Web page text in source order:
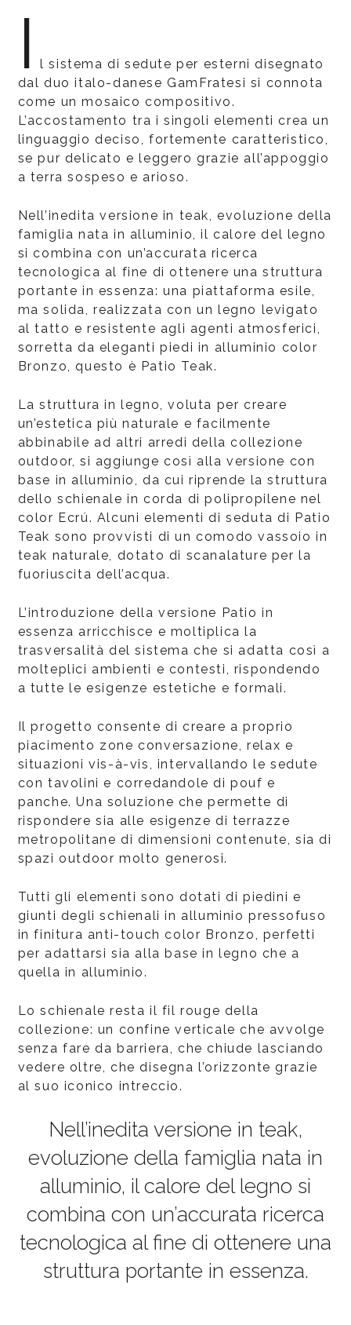
I
l sistema di sedute per esterni disegnato
dal duo italo-danese GamFratesi si connota
come un mosaico compositivo.
L’accostamento tra i singoli elementi crea un
linguaggio deciso, fortemente caratteristico,
se pur delicato e leggero grazie all’appoggio
a terra sospeso e arioso.
Nell’inedita versione in teak, evoluzione della
famiglia nata in alluminio, il calore del legno
si combina con un’accurata ricerca
tecnologica al fine di ottenere una struttura
portante in essenza: una piattaforma esile,
ma solida, realizzata con un legno levigato
al tatto e resistente agli agenti atmosferici,
sorretta da eleganti piedi in alluminio color
Bronzo, questo è Patio Teak.
La struttura in legno, voluta per creare
un’estetica più naturale e facilmente
abbinabile ad altri arredi della collezione
outdoor, si aggiunge così alla versione con
base in alluminio, da cui riprende la struttura
dello schienale in corda di polipropilene nel
color Ecrú. Alcuni elementi di seduta di Patio
Teak sono provvisti di un comodo vassoio in
teak naturale, dotato di scanalature per la
fuoriuscita dell’acqua.
L’introduzione della versione Patio in
essenza arricchisce e moltiplica la
trasversalità del sistema che si adatta così a
molteplici ambienti e contesti, rispondendo
a tutte le esigenze estetiche e formali.
Il progetto consente di creare a proprio
piacimento zone conversazione, relax e
situazioni vis-à-vis, intervallando le sedute
con tavolini e corredandole di pouf e
panche. Una soluzione che permette di
rispondere sia alle esigenze di terrazze
metropolitane di dimensioni contenute, sia di
spazi outdoor molto generosi.
Tutti gli elementi sono dotati di piedini e
giunti degli schienali in alluminio pressofuso
in finitura anti-touch color Bronzo, perfetti
per adattarsi sia alla base in legno che a
quella in alluminio.
Lo schienale resta il fil rouge della
collezione: un confine verticale che avvolge
senza fare da barriera, che chiude lasciando
vedere oltre, che disegna l’orizzonte grazie
al suo iconico intreccio.
Nell’inedita versione in teak,
evoluzione della famiglia nata in
alluminio, il calore del legno si
combina con un’accurata ricerca
tecnologica al fine di ottenere una
struttura portante in essenza.